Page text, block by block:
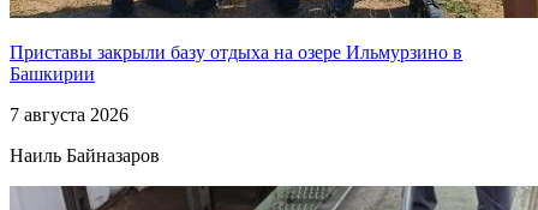
Приставы закрыли базу отдыха на озере Ильмурзино в
Башкирии
7 августа 2026
Наиль Байназаров